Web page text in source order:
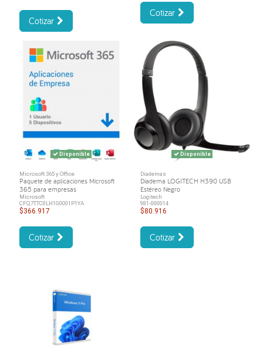
Cotizar
Cotizar
Disponible
Microsoft 365 y Office
Paquete de aplicaciones Microsoft
365 para empresas
Microsoft
CFQ7TTC0LH1G0001P1YA
$366.917
Cotizar
Disponible
Diademas
Diadema LOGITECH H390 USB
Estéreo Negro
Logitech
981-000014
$80.916
Cotizar